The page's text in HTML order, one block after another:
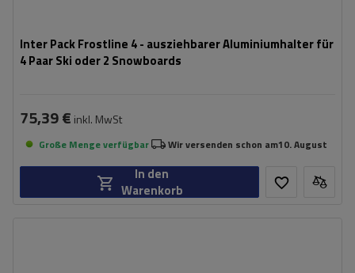
Inter Pack Frostline 4 - ausziehbarer Aluminiumhalter für
4 Paar Ski oder 2 Snowboards
75,39 € inkl. MwSt
Große Menge verfügbar Wir versenden schon am10. August
In den
Warenkorb